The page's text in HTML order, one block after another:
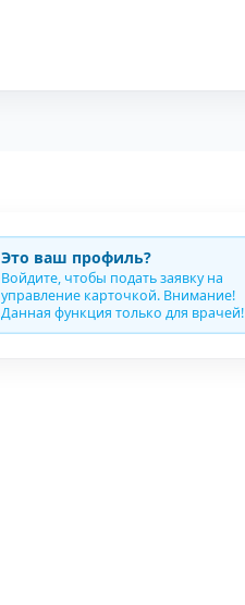
Это ваш профиль?
Войдите, чтобы подать заявку на
управление карточкой. Внимание!
Данная функция только для врачей!